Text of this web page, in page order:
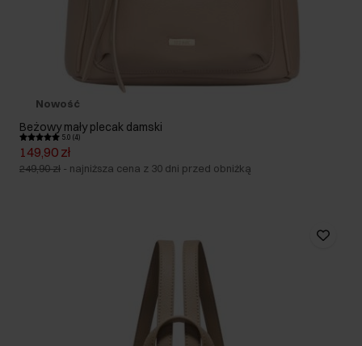
Nowość
Beżowy mały plecak damski
5.0 (4)
149,90 zł
249,90 zł - najniższa cena z 30 dni przed obniżką